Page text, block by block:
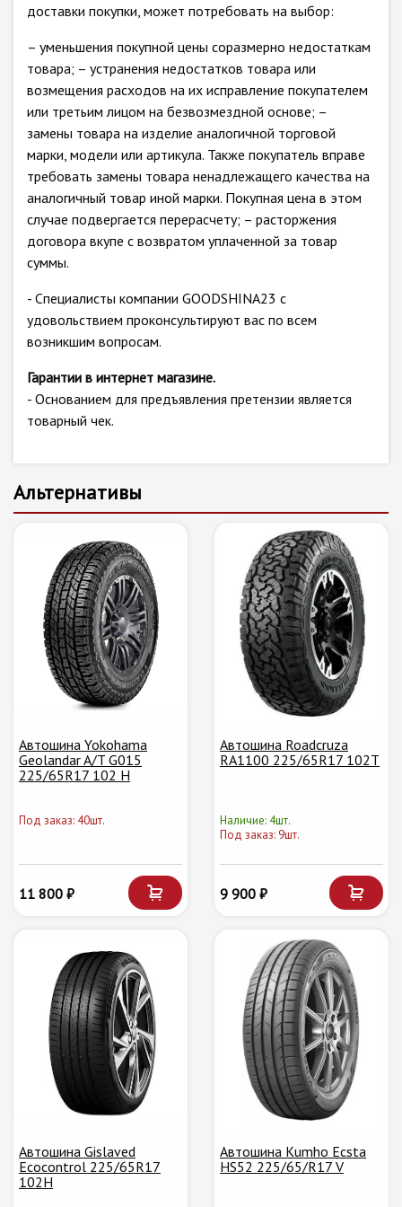
доставки покупки, может потребовать на выбор:
– уменьшения покупной цены соразмерно недостаткам
товара; – устранения недостатков товара или
возмещения расходов на их исправление покупателем
или третьим лицом на безвозмездной основе; –
замены товара на изделие аналогичной торговой
марки, модели или артикула. Также покупатель вправе
требовать замены товара ненадлежащего качества на
аналогичный товар иной марки. Покупная цена в этом
случае подвергается перерасчету; – расторжения
договора вкупе с возвратом уплаченной за товар
суммы.
- Специалисты компании GOODSHINA23 с
удовольствием проконсультируют вас по всем
возникшим вопросам.
Гарантии в интернет магазине.
- Основанием для предъявления претензии является
товарный чек.
Альтернативы
Автошина Yokohama
Geolandar A/T G015
225/65R17 102 H
Под заказ: 40шт.
11 800 ₽
Автошина Roadcruza
RA1100 225/65R17 102T
Наличие: 4шт.
Под заказ: 9шт.
9 900 ₽
Автошина Gislaved
Ecocontrol 225/65R17
102H
Автошина Kumho Ecsta
HS52 225/65/R17 V